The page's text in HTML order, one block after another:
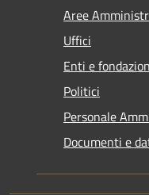
Aree
Uffici
Enti e
Politici
Personale
Documenti e